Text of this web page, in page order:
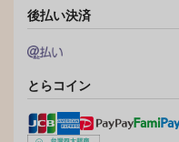
後払い決済
とらコイン